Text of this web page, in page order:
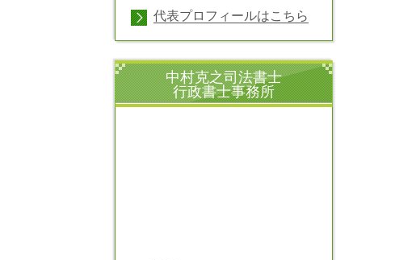
代表プロフィールはこちら
中村克之司法書士
行政書士事務所